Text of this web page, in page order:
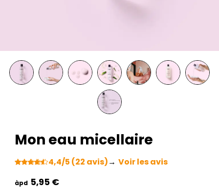
Mon eau micellaire
€
basé sur
4,4/5 (22 avis)→ Voir les avis